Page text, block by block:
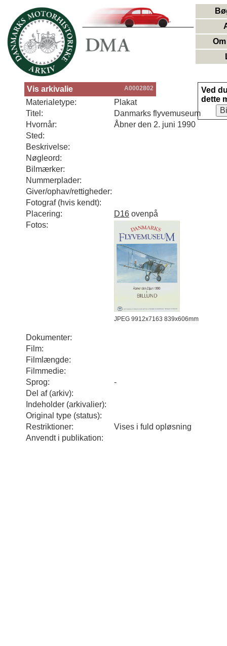
Vis arkivalie A0002802
Ved
dette
Materialetype:
Plakat
Titel:
Danmarks flyvemuseum
Hvornår:
Åbner den 2. juni 1990
Sted:
Beskrivelse:
Nøgleord:
Bilmærker:
Nummerplader:
Giver/ophav/rettigheder:
Fotograf (hvis kendt):
Placering:
D16 ovenpå
Fotos:
JPEG 9912x7163 839x606mm
Dokumenter:
Film:
Filmlængde:
Filmmedie:
Sprog:
-
Del af (arkiv):
Indeholder (arkivalier):
Original type (status):
Restriktioner:
Vises i fuld opløsning
Anvendt i publikation: